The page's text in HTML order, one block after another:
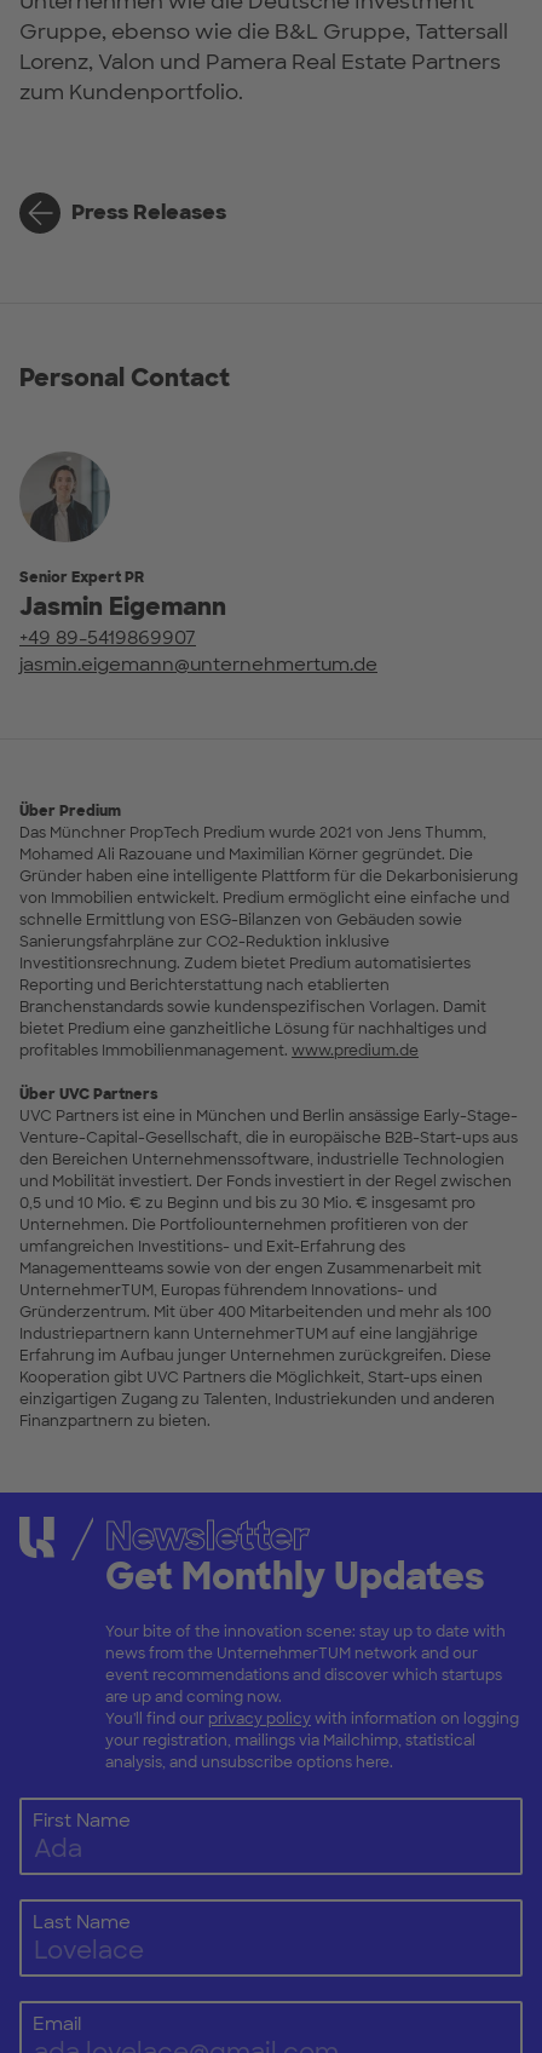
Gruppe, ebenso wie die B&L Gruppe, Tattersall
Lorenz, Valon und Pamera Real Estate Partners
zum Kundenportfolio.
Press Releases
Personal Contact
Senior Expert PR
Jasmin Eigemann
+49 89-5419869907
jasmin.eigemann@unternehmertum.de
Über Predium
Das Münchner PropTech Predium wurde 2021 von Jens Thumm,
Mohamed Ali Razouane und Maximilian Körner gegründet. Die
Gründer haben eine intelligente Plattform für die Dekarbonisierung
von Immobilien entwickelt. Predium ermöglicht eine einfache und
schnelle Ermittlung von ESG-Bilanzen von Gebäuden sowie
Sanierungsfahrpläne zur CO2-Reduktion inklusive
Investitionsrechnung. Zudem bietet Predium automatisiertes
Reporting und Berichterstattung nach etablierten
Branchenstandards sowie kundenspezifischen Vorlagen. Damit
bietet Predium eine ganzheitliche Lösung für nachhaltiges und
profitables Immobilienmanagement. www.predium.de
Über UVC Partners
UVC Partners ist eine in München und Berlin ansässige Early-Stage-
Venture-Capital-Gesellschaft, die in europäische B2B-Start-ups aus
den Bereichen Unternehmenssoftware, industrielle Technologien
und Mobilität investiert. Der Fonds investiert in der Regel zwischen
0,5 und 10 Mio. € zu Beginn und bis zu 30 Mio. € insgesamt pro
Unternehmen. Die Portfoliounternehmen profitieren von der
umfangreichen Investitions- und Exit-Erfahrung des
Managementteams sowie von der engen Zusammenarbeit mit
UnternehmerTUM, Europas führendem Innovations- und
Gründerzentrum. Mit über 400 Mitarbeitenden und mehr als 100
Industriepartnern kann UnternehmerTUM auf eine langjährige
Erfahrung im Aufbau junger Unternehmen zurückgreifen. Diese
Kooperation gibt UVC Partners die Möglichkeit, Start-ups einen
einzigartigen Zugang zu Talenten, Industriekunden und anderen
Finanzpartnern zu bieten.
Newsletter
Get Monthly Updates
Your bite of the innovation scene: stay up to date with
news from the UnternehmerTUM network and our
event recommendations and discover which startups
are up and coming now.
You'll find our privacy policywith information on logging
your registration, mailings via Mailchimp, statistical
analysis, and unsubscribe options here.
First Name
Last Name
Email